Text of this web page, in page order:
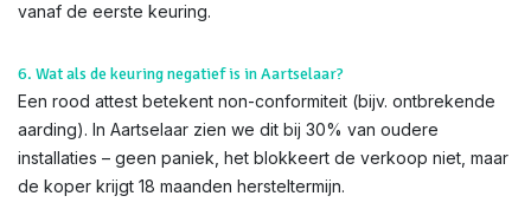
vanaf de eerste keuring.
6. Wat als de keuring negatief is in Aartselaar?
Een rood attest betekent non-conformiteit (bijv. ontbrekende
aarding). In Aartselaar zien we dit bij 30% van oudere
installaties – geen paniek, het blokkeert de verkoop niet, maar
de koper krijgt 18 maanden hersteltermijn.